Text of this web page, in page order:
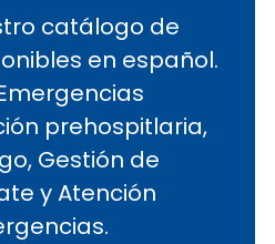
catálogo de
en español.
prehospitlaria,
Gestión de
y Atención